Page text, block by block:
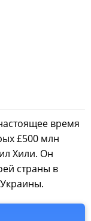
время
£500 млн
Хили. Он
страны в